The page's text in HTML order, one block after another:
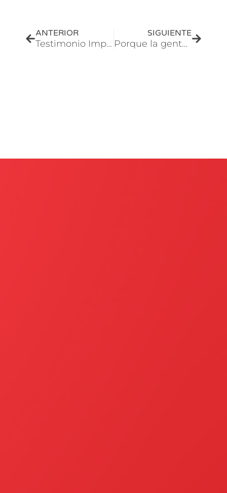
ANTERIOR
Testimonio Imperio Ecom – Estoy super contento con mis ventas!
SIGUIENTE
Porque la gente FRACASA en Amazon – No hagas esto si deseas triunfar en el E-COMMERCE